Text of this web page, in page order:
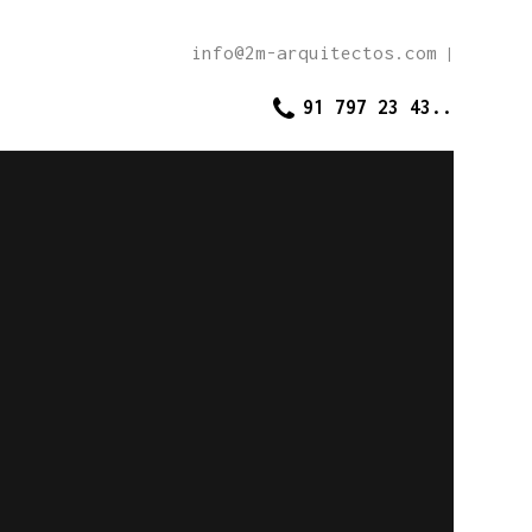
info@2m-arquitectos.com
91 797 23 43..